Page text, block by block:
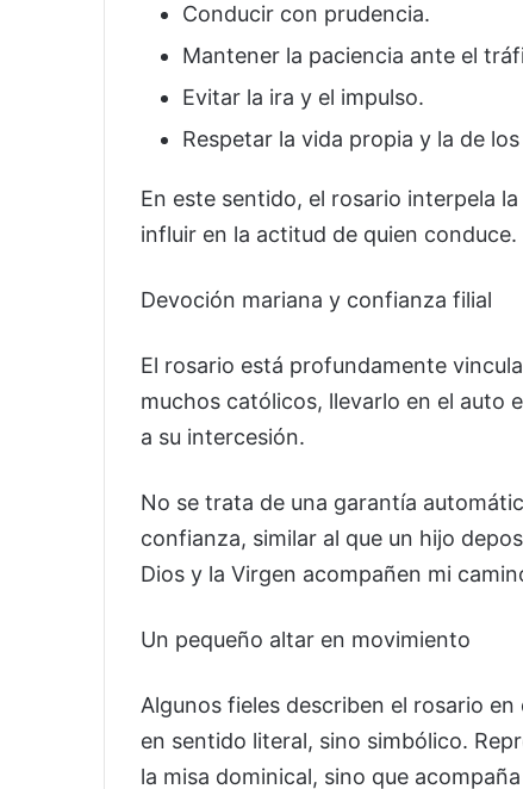
Conducir con prudencia.
Mantener la paciencia ante el
Evitar la ira y el impulso.
Respetar la vida propia y la de
En este sentido, el rosario interpela
influir en la actitud de quien conduce.
Devoción mariana y confianza filial
El rosario está profundamente
muchos católicos, llevarlo en el auto
a su intercesión.
No se trata de una garantía
confianza, similar al que un hijo
Dios y la Virgen acompañen mi
Un pequeño altar en movimiento
Algunos fieles describen el rosario
en sentido literal, sino simbólico.
la misa dominical, sino que